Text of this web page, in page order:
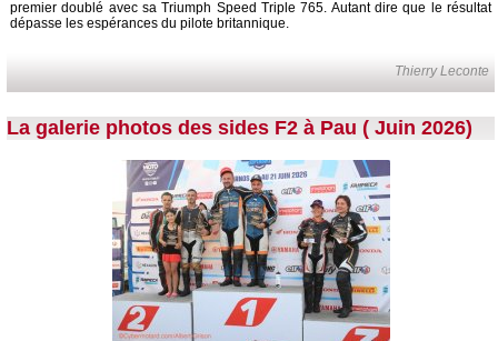
premier doublé avec sa Triumph Speed Triple 765. Autant dire que le résultat
dépasse les espérances du pilote britannique.
Thierry Leconte
La galerie photos des sides F2 à Pau ( Juin 2026)